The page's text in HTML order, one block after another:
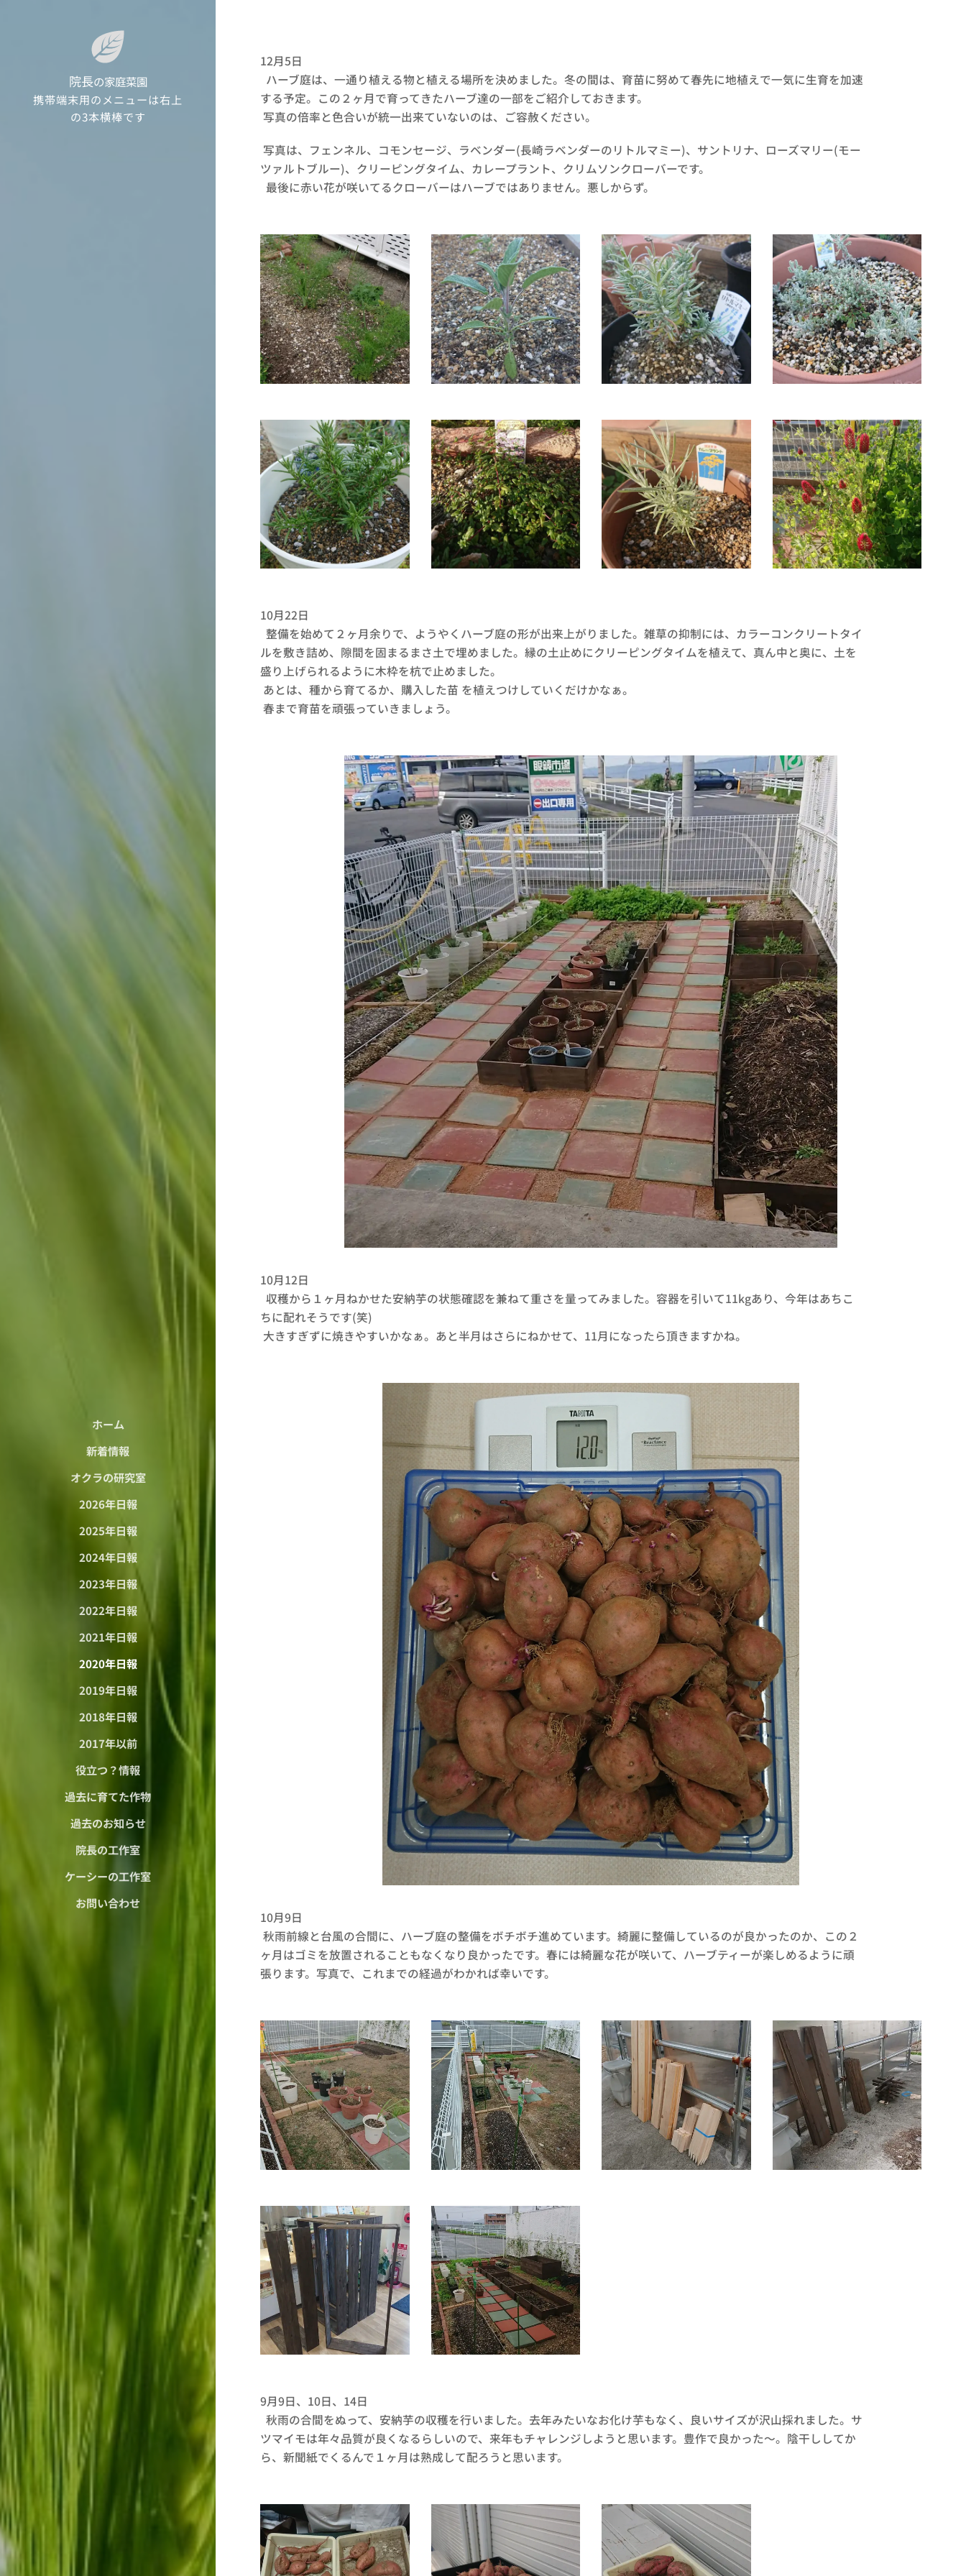
院長の家庭菜園
携帯端末用のメニューは右上
の3本横棒です
ホーム
新着情報
オクラの研究室
2026年日報
2025年日報
2024年日報
2023年日報
2022年日報
2021年日報
2020年日報
2019年日報
2018年日報
2017年以前
役立つ？情報
過去に育てた作物
過去のお知らせ
院長の工作室
ケーシーの工作室
お問い合わせ
12月5日
ハーブ庭は、一通り植える物と植える場所を決めました。冬の間は、育苗に努めて春先に地植えで一気に生育を加速
する予定。この２ヶ月で育ってきたハーブ達の一部をご紹介しておきます。
写真の倍率と色合いが統一出来ていないのは、ご容赦ください。
写真は、フェンネル、コモンセージ、ラベンダー(長崎ラベンダーのリトルマミー)、サントリナ、ローズマリー(モー
ツァルトブルー)、クリーピングタイム、カレープラント、クリムソンクローバーです。
最後に赤い花が咲いてるクローバーはハーブではありません。悪しからず。
10月22日
整備を始めて２ヶ月余りで、ようやくハーブ庭の形が出来上がりました。雑草の抑制には、カラーコンクリートタイ
ルを敷き詰め、隙間を固まるまさ土で埋めました。縁の土止めにクリーピングタイムを植えて、真ん中と奥に、土を
盛り上げられるように木枠を杭で止めました。
あとは、種から育てるか、購入した苗 を植えつけしていくだけかなぁ。
春まで育苗を頑張っていきましょう。
10月12日
収穫から１ヶ月ねかせた安納芋の状態確認を兼ねて重さを量ってみました。容器を引いて11kgあり、今年はあちこ
ちに配れそうです(笑)
大きすぎずに焼きやすいかなぁ。あと半月はさらにねかせて、11月になったら頂きますかね。
10月9日
秋雨前線と台風の合間に、ハーブ庭の整備をボチボチ進めています。綺麗に整備しているのが良かったのか、この２
ヶ月はゴミを放置されることもなくなり良かったです。春には綺麗な花が咲いて、ハーブティーが楽しめるように頑
張ります。写真で、これまでの経過がわかれば幸いです。
9月9日、10日、14日
秋雨の合間をぬって、安納芋の収穫を行いました。去年みたいなお化け芋もなく、良いサイズが沢山採れました。サ
ツマイモは年々品質が良くなるらしいので、来年もチャレンジしようと思います。豊作で良かった～。陰干ししてか
ら、新聞紙でくるんで１ヶ月は熟成して配ろうと思います。